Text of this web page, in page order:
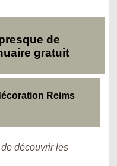
de
gratuit
Reims
découvrir les